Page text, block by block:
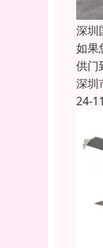
深圳
如果
供门
深圳
24-